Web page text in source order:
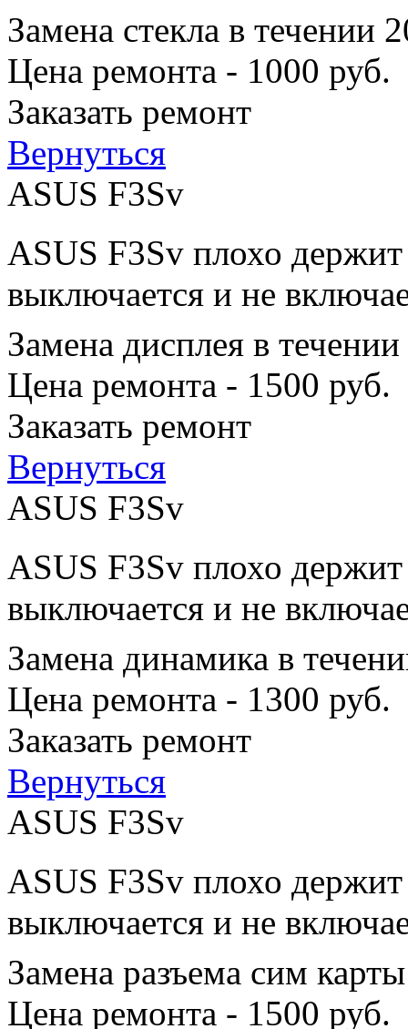
Замена стекла в течении
Цена ремонта - 1000 руб.
Заказать ремонт
Вернуться
ASUS F3Sv
ASUS F3Sv плохо держит
выключается и не
Замена дисплея в
Цена ремонта - 1500 руб.
Заказать ремонт
Вернуться
ASUS F3Sv
ASUS F3Sv плохо держит
выключается и не
Замена динамика в
Цена ремонта - 1300 руб.
Заказать ремонт
Вернуться
ASUS F3Sv
ASUS F3Sv плохо держит
выключается и не
Замена разъема сим
Цена ремонта - 1500 руб.